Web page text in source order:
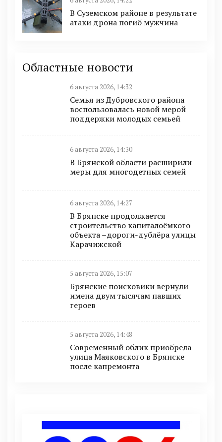
В Суземском районе в результате
атаки дрона погиб мужчина
Областные новости
6 августа 2026, 14:32
Семья из Дубровского района
воспользовалась новой мерой
поддержки молодых семьей
6 августа 2026, 14:30
В Брянской области расширили
меры для многодетных семей
6 августа 2026, 14:27
В Брянске продолжается
строительство капиталоёмкого
объекта –дороги-дублёра улицы
Карачижской
5 августа 2026, 15:07
Брянские поисковики вернули
имена двум тысячам павших
героев
5 августа 2026, 14:48
Современный облик приобрела
улица Маяковского в Брянске
после капремонта